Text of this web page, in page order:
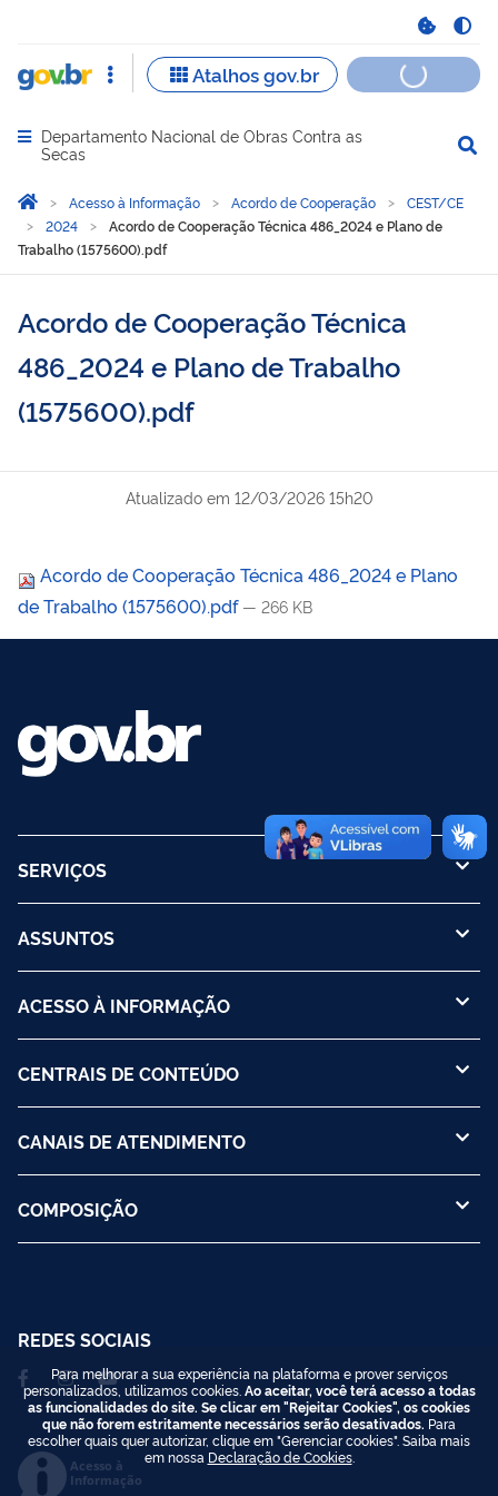
Abrir menu principal de navegação
Departamento Nacional de Obras Contra as
Secas
Você está aqui:
Página Inicial
Acesso à Informação Acordo de Cooperação
CEST/CE
2024
Acordo de Cooperação Técnica 486_2024 e Plano de
Trabalho (1575600).pdf
Acordo de Cooperação Técnica
486_2024 e Plano de Trabalho
(1575600).pdf
Atualizado em 12/03/2026 15h20
Acordo de Cooperação Técnica 486_2024 e Plano
de Trabalho (1575600).pdf — 266 KB
SERVIÇOS
ASSUNTOS
ACESSO À INFORMAÇÃO
CENTRAIS DE CONTEÚDO
CANAIS DE ATENDIMENTO
COMPOSIÇÃO
REDES SOCIAIS
Acesso à
Informação
Para melhorar a sua experiência na plataforma e prover serviços
personalizados, utilizamos cookies. Ao aceitar, você terá acesso a todas
as funcionalidades do site. Se clicar em "Rejeitar Cookies", os cookies
que não forem estritamente necessários serão desativados. Para
escolher quais quer autorizar, clique em "Gerenciar cookies". Saiba mais
em nossa Declaração de Cookies.